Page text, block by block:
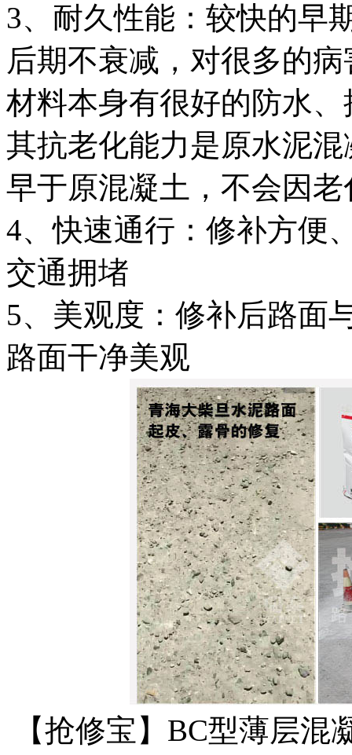
3、耐久性能：较快的早
后期不衰减，对很多的
材料本身有很好的防水
其抗老化能力是原水泥
早于原混凝土，不会因
4、快速通行：修补方便
交通拥堵
5、美观度：修补后路面
路面干净美观
【抢修宝】BC型薄层混